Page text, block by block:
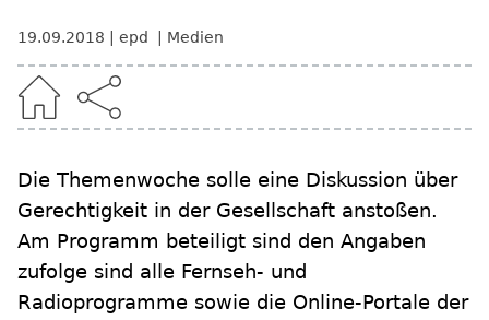
19.09.2018 epd Medien
Die Themenwoche solle eine Diskussion über
Gerechtigkeit in der Gesellschaft anstoßen.
Am Programm beteiligt sind den Angaben
zufolge sind alle Fernseh- und
Radioprogramme sowie die Online-Portale der